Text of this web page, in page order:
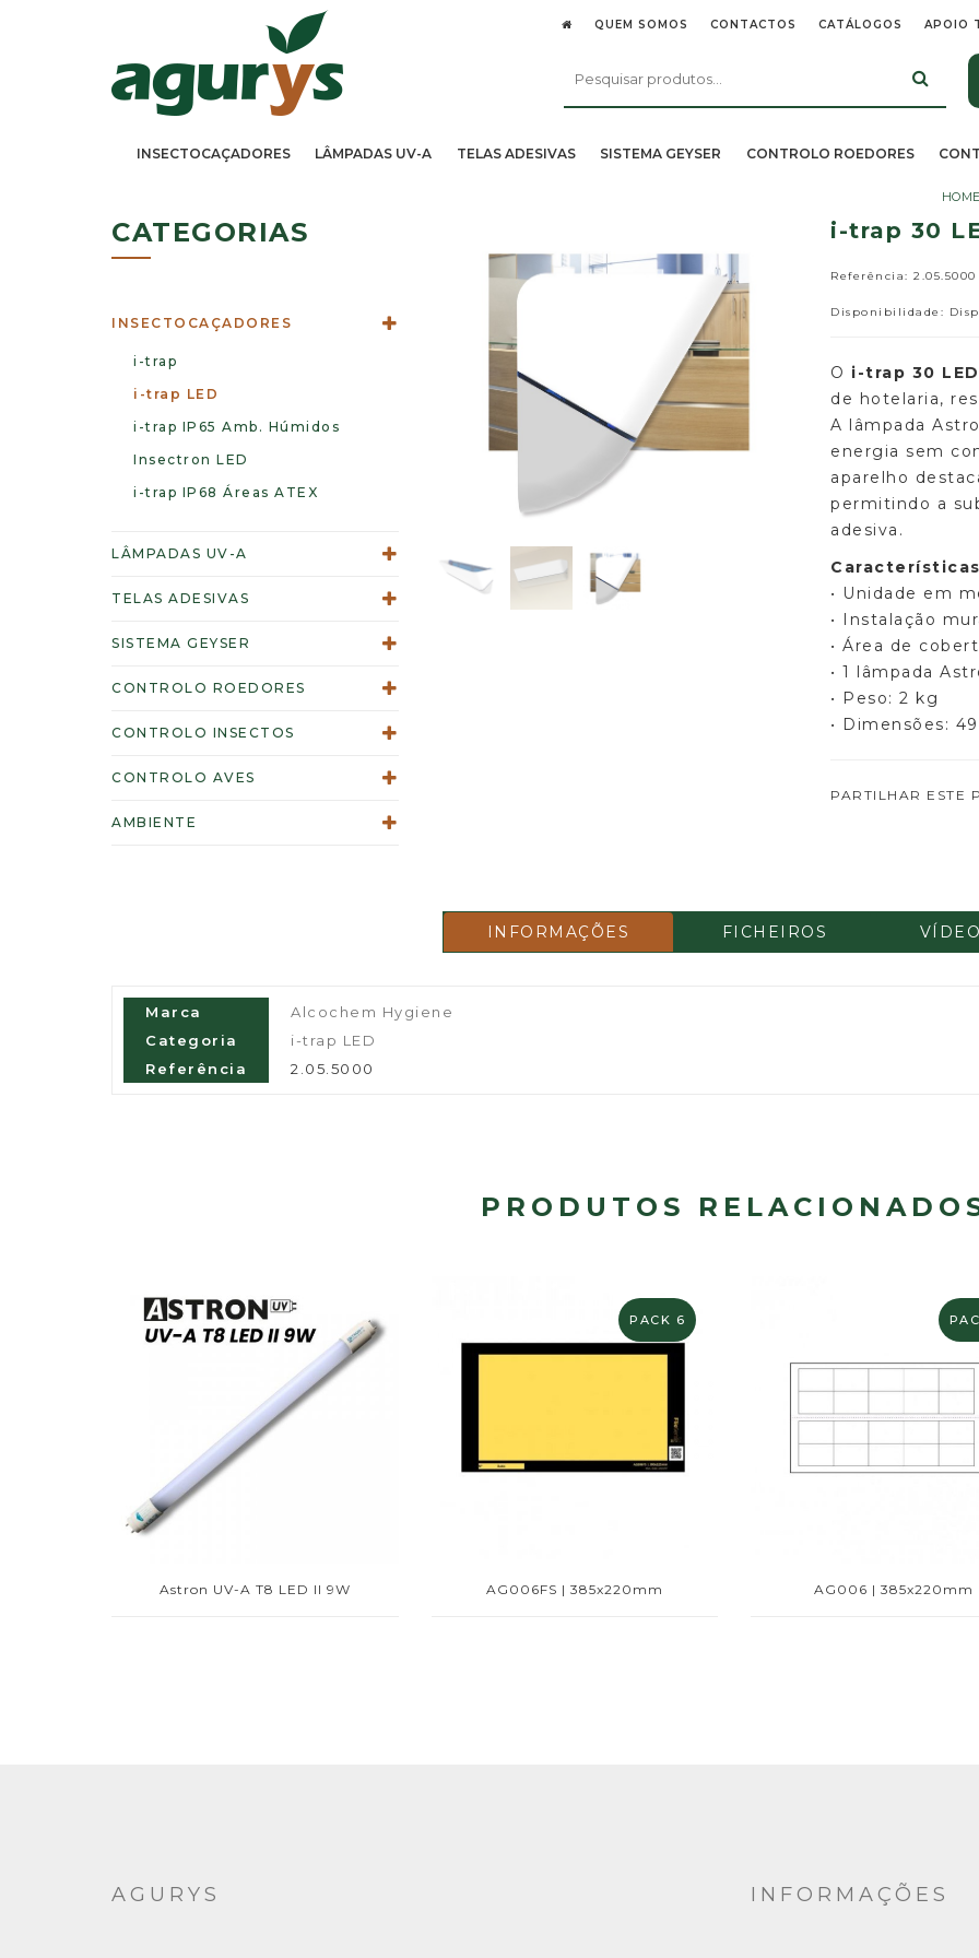
QUEM SOMOS CONTACTOS CATÁLOGOS APOIO
INSECTOCAÇADORES LÂMPADAS UV-A TELAS ADESIVAS SISTEMA GEYSER CONTROLO ROEDORES
HOME
CATEGORIAS
INSECTOCAÇADORES
i-trap
i-trap LED
i-trap IP65 Amb. Húmidos
Insectron LED
i-trap IP68 Áreas ATEX
LÂMPADAS UV-A
TELAS ADESIVAS
SISTEMA GEYSER
CONTROLO ROEDORES
CONTROLO INSECTOS
CONTROLO AVES
AMBIENTE
i-trap 30
Referência: 2.05.5000
Disponibilidade:
O i-trap 30 LED
de hotelaria,
A lâmpada
energia sem
aparelho
permitindo a
adesiva.
• Unidade em
• Instalação
• Área de
• 1 lâmpada
• Peso: 2 kg
• Dimensões:
PARTILHAR ESTE
INFORMAÇÕES FICHEIROS VÍDEO
Marca
Alcochem Hygiene
Categoria
i-trap LED
Referência
2.05.5000
PRODUTOS
Astron UV-A T8 LED II 9W
PACK 6
AG006FS | 385x220mm AG006 | 385x220mm
AGURYS INFORMAÇÕES